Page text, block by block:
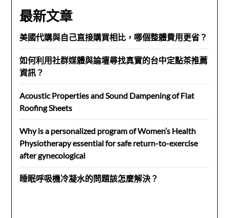
最新文章
美國代購與自己直接購買相比，哪個整體費用更省？
如何利用社群媒體與論壇尋找真實的台中定點茶推薦
資訊？
Acoustic Properties and Sound Dampening of Flat
Roofing Sheets
Why is a personalized program of Women’s Health
Physiotherapy essential for safe return-to-exercise
after gynecological
睡眠呼吸機冷凝水的問題該怎麼解決？